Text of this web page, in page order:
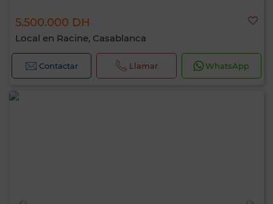
5.500.000 DH
Local en Racine, Casablanca
Contactar Llamar WhatsApp